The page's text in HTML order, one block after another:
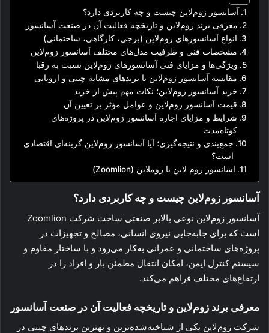
آسانسور زوم‌لاین چیست و چه کاربردی دارد؟
معرفی برند زوم‌لاین و تاریخچه فعالیت آن در صنعت آسانسور
انواع آسانسورهای زوم‌لاین (برجی، کارگاهی، ساختمانی)
مشخصات فنی و ظرفیت مدل‌های مختلف آسانسور زوم‌لاین
ویژگی‌ها و مزایای فنی آسانسورهای زوم‌لاین نسبت به رقبا
مقایسه آسانسور زوم‌لاین با برندهای مشابه چینی و اروپایی
خرید آسانسور زوم‌لاین؛ نکات مهم پیش از خرید
قیمت آسانسور زوم‌لاین و عوامل مؤثر بر تعیین آن
شرایط و مزایای اجاره آسانسور زوم‌لاین در پروژه‌های
کوتاه‌مدت
جمع‌بندی و نتیجه‌گیری؛ آیا آسانسور زوم‌لاین گزینه‌ای اقتصادی
است؟
اسانسور زوم لاین یا زوملاین (Zoomlion)
آسانسور زوم‌لاین چیست و چه کاربردی دارد؟
آسانسور زوم‌لاین نوعی بالابر صنعتی ساخت شرکت Zoomlion
است که برای جابه‌جایی نیروی انسانی، مصالح و تجهیزات در
پروژه‌های ساختمانی و عمرانی به‌کار می‌رود و با ساختار مقاوم و
سیستم کنترل ایمن، امکان انتقال مطمئن بار و افراد را در
ارتفاع‌های مختلف فراهم می‌کند.
معرفی برند زوم‌لاین و تاریخچه فعالیت آن در صنعت آسانسور
شرکت زوم‌لاین یکی از شناخته‌شده‌ترین و بهترین برندهای چینی در